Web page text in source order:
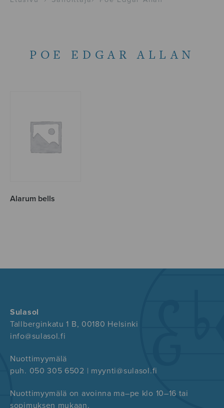
POE EDGAR ALLAN
Alarum bells
Sulasol
Tallberginkatu 1 B, 00180 Helsinki
info@sulasol.fi
Nuottimyymälä
puh. 050 305 6502 | myynti@sulasol.fi
Nuottimyymälä on avoinna ma–pe klo 10–16 tai
sopimuksen mukaan.